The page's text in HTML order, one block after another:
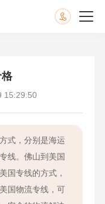
15:29:50
式，分别是海运
线。佛山到美国
国专线的方式，
国物流专线，可